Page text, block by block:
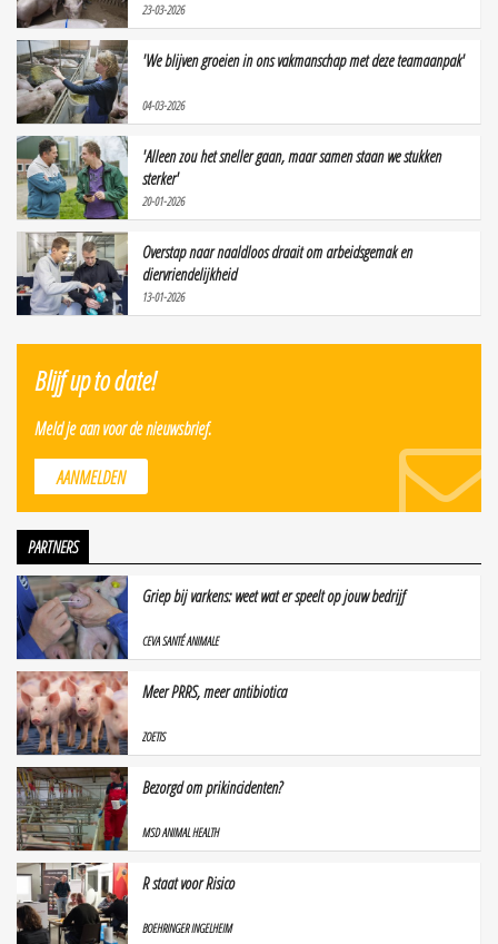
23-03-2026
'We blijven groeien in ons vakmanschap met deze teamaanpak'
04-03-2026
'Alleen zou het sneller gaan, maar samen staan we stukken
sterker'
20-01-2026
Overstap naar naaldloos draait om arbeidsgemak en
diervriendelijkheid
13-01-2026
Blijf up to date!
Meld je aan voor de nieuwsbrief.
AANMELDEN
PARTNERS
Griep bij varkens: weet wat er speelt op jouw bedrijf
CEVA SANTÉ ANIMALE
Meer PRRS, meer antibiotica
ZOETIS
Bezorgd om prikincidenten?
MSD ANIMAL HEALTH
R staat voor Risico
BOEHRINGER INGELHEIM